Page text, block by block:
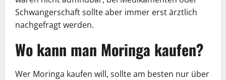
Schwangerschaft sollte aber immer erst ärztlich
nachgefragt werden.
Wo kann man Moringa kaufen?
Wer Moringa kaufen will, sollte am besten nur über